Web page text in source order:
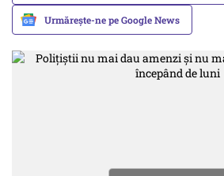
Urmărește-ne pe Google News